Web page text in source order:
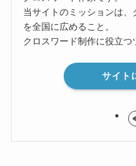
当サイトのミッションは、
を全国に広めること。
クロスワード制作に役立つ
サイト